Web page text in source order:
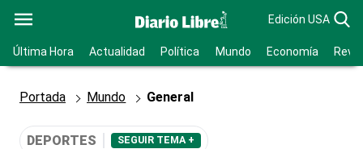
Edición USA
Última Hora Actualidad Política Mundo Economía
Portada Mundo General
DEPORTES SEGUIR TEMA +